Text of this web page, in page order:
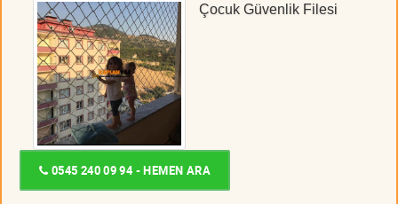
Çocuk Güvenlik Filesi
0545 240 09 94 - HEMEN ARA